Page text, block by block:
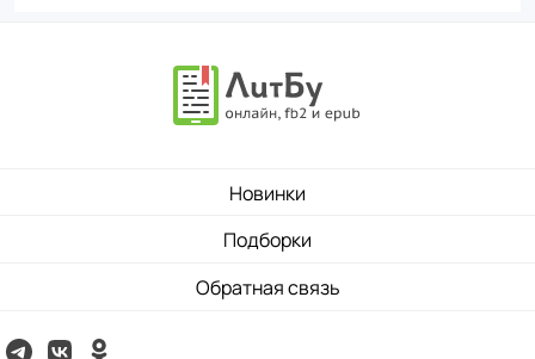
Новинки
Подборки
Обратная связь